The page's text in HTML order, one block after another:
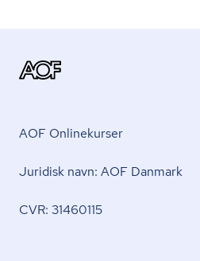
AOF Onlinekurser
Juridisk navn: AOF Danmark
CVR: 31460115